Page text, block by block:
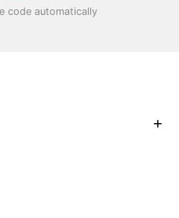
code automatically